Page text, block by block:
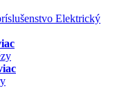
Elektrický